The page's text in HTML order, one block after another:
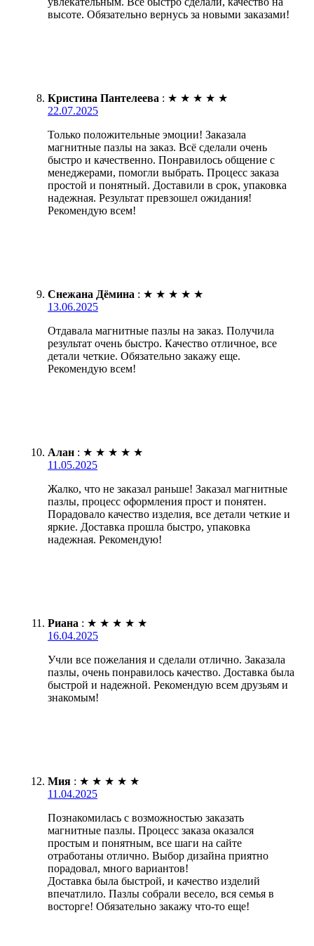
высоте. Обязательно вернусь за новыми заказами!
Кристина Пантелеева : ★ ★ ★ ★ ★
22.07.2025
Только положительные эмоции! Заказала
магнитные пазлы на заказ. Всё сделали очень
быстро и качественно. Понравилось общение с
менеджерами, помогли выбрать. Процесс заказа
простой и понятный. Доставили в срок, упаковка
надежная. Результат превзошел ожидания!
Рекомендую всем!
Снежана Дёмина : ★ ★ ★ ★ ★
13.06.2025
Отдавала магнитные пазлы на заказ. Получила
результат очень быстро. Качество отличное, все
детали четкие. Обязательно закажу еще.
Рекомендую всем!
Алан : ★ ★ ★ ★ ★
11.05.2025
Жалко, что не заказал раньше! Заказал магнитные
пазлы, процесс оформления прост и понятен.
Порадовало качество изделия, все детали четкие и
яркие. Доставка прошла быстро, упаковка
надежная. Рекомендую!
Риана : ★ ★ ★ ★ ★
16.04.2025
Учли все пожелания и сделали отлично. Заказала
пазлы, очень понравилось качество. Доставка была
быстрой и надежной. Рекомендую всем друзьям и
знакомым!
Мия : ★ ★ ★ ★ ★
11.04.2025
Познакомилась с возможностью заказать
магнитные пазлы. Процесс заказа оказался
простым и понятным, все шаги на сайте
отработаны отлично. Выбор дизайна приятно
порадовал, много вариантов!
Доставка была быстрой, и качество изделий
впечатлило. Пазлы собрали весело, вся семья в
восторге! Обязательно закажу что-то еще!